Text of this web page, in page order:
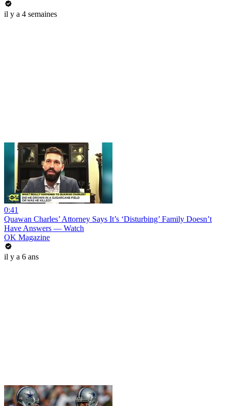
il y a 4 semaines
0:41
Quawan Charles’ Attorney Says It’s ‘Disturbing’ Family Doesn’t
Have Answers — Watch
OK Magazine
il y a 6 ans